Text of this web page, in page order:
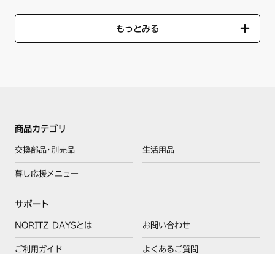
もっとみる
商品カテゴリ
交換部品･別売品 生活用品
暮し応援メニュー
サポート
NORITZ DAYSとは お問い合わせ
ご利用ガイド よくあるご質問